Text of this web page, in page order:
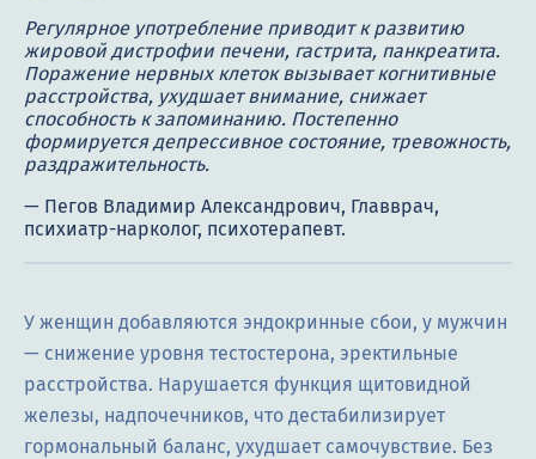
Регулярное употребление приводит к развитию
жировой дистрофии печени, гастрита, панкреатита.
Поражение нервных клеток вызывает когнитивные
расстройства, ухудшает внимание, снижает
способность к запоминанию. Постепенно
формируется депрессивное состояние, тревожность,
раздражительность.
У женщин добавляются эндокринные сбои, у мужчин
— снижение уровня тестостерона, эректильные
расстройства. Нарушается функция щитовидной
железы, надпочечников, что дестабилизирует
гормональный баланс, ухудшает самочувствие. Без